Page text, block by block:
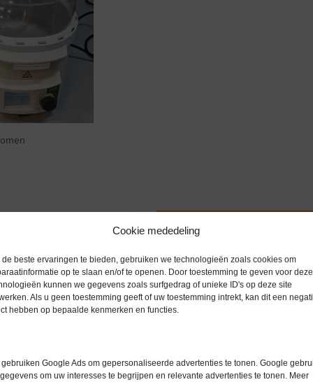
Cookie mededeling
de beste ervaringen te bieden, gebruiken we technologieën zoals cookies om
op te slaan en/of te openen. Door toestemming te geven voor deze
kunnen we gegevens zoals surfgedrag of unieke ID's op deze site
Als u geen toestemming geeft of uw toestemming intrekt, kan dit een
hebben op bepaalde kenmerken en functies.
gebruiken Google Ads om gepersonaliseerde advertenties te tonen. Google
om uw interesses te begrijpen en relevante advertenties te tonen. Meer
B-491 water/oliebad v-700
de absolute topklasse.
destillatietemperatuur
Hierdoor is het apparaat ook
een voorbeeld te zien met
Extra informatie
Gewicht 0,0 kg
Merk Büchi